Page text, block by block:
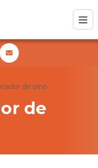
de pino
de